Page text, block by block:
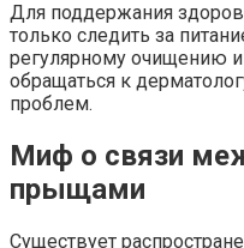
Для поддержания
только следить за
регулярному очищению
обращаться к
проблем.
Миф о связи
прыщами
Существует